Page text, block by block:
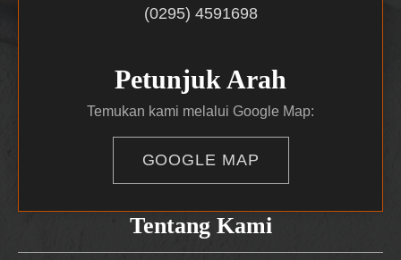
Tentang Kami
(0295) 4591698
Petunjuk Arah
Temukan kami melalui Google Map:
GOOGLE MAP